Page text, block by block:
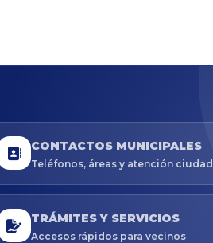
CONTACTOS MUNICIPALES
Teléfonos, áreas y atención
TRÁMITES Y SERVICIOS
Accesos rápidos para vecinos